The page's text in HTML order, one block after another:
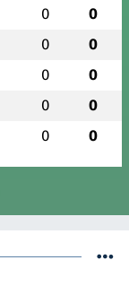
0 0
0 0
0 0
0 0
0 0